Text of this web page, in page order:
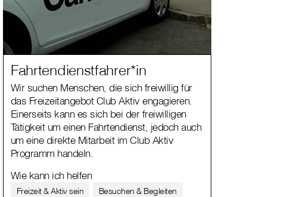
Fahrtendienstfahrer*in
Wir suchen Menschen, die sich freiwillig für
das Freizeitangebot Club Aktiv engagieren.
Einerseits kann es sich bei der freiwilligen
Tätigkeit um einen Fahrtendienst, jedoch auch
um eine direkte Mitarbeit im Club Aktiv
Programm handeln.
Wie kann ich helfen
Freizeit & Aktiv sein
Besuchen & Begleiten